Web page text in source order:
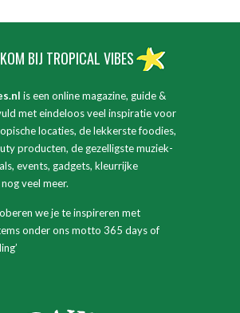
BIJ TROPICAL VIBES
is een online magazine, guide &
met eindeloos veel inspiratie voor
locaties, de lekkerste foodies,
producten, de gezelligste muziek-
events, gadgets, kleurrijke
veel meer.
we je te inspireren met
onder ons motto 365 days of